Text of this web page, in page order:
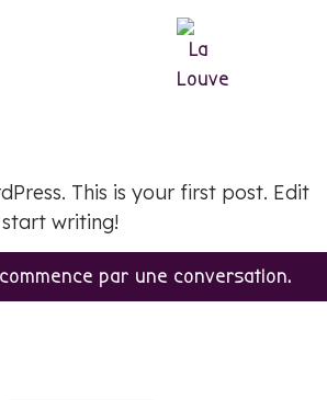
This is your first post. Edit
writing!
par une conversation.